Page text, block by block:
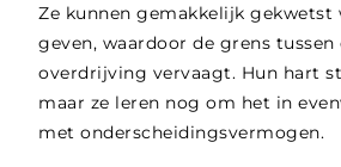
Ze kunnen gemakkelijk gekwetst
geven, waardoor de grens
overdrijving vervaagt. Hun hart
maar ze leren nog om het in
met onderscheidingsvermogen.